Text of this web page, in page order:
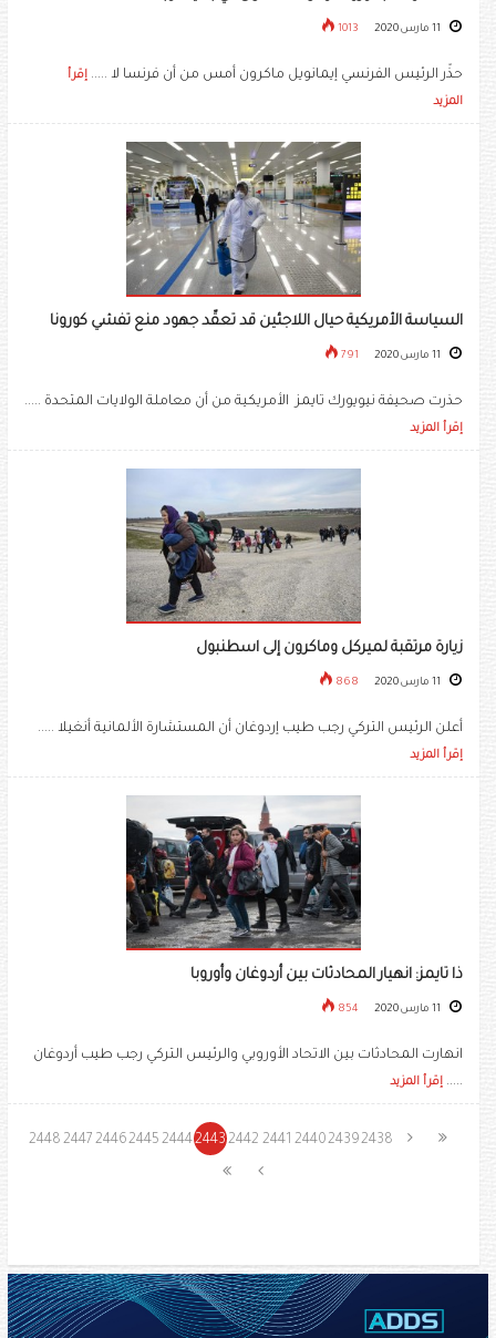
1013
حذّر الرئيس الفرنسي إيمانويل ماكرون أمس من أن فرنسا لا ..... إقرأ
المزيد
السياسة الأمريكية حيال اللاجئين قد تعقّد جهود منع تفشي كورونا
791
حذرت صحيفة نيويورك تايمز الأمريكية من أن معاملة الولايات المتحدة .....
إقرأ المزيد
زيارة مرتقبة لميركل وماكرون إلى اسطنبول
868
أعلن الرئيس التركي رجب طيب إردوغان أن المستشارة الألمانية أنغيلا .....
إقرأ المزيد
ذا تايمز: انهيار المحادثات بين أردوغان وأوروبا
854
انهارت المحادثات بين الاتحاد الأوروبي والرئيس التركي رجب طيب أردوغان
..... إقرأ المزيد
2438
2439
2440
2441
2442
2443
2444
2445
2446
2447
2448